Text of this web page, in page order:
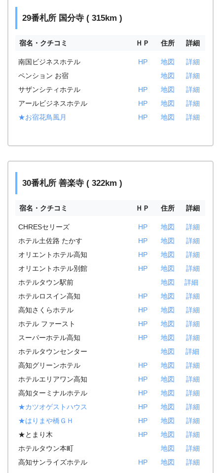
29番札所 国分寺 ( 315km )
宿名・クチコミ ＨＰ 住所 詳細
南国ビジネスホテル HP 地図
詳細
ペンション お宿
地図
詳細
サザンシティホテル
HP 地図
詳細
アールビジネスホテル
HP 地図
詳細
★お宿花鳥風月
HP 地図 詳細
30番札所 善楽寺 ( 322km )
宿名・クチコミ ＨＰ 住所 詳細
CHRESセリーズ HP 地図
詳細
ホテル土佐路 たかす
HP 地図
詳細
オリエントホテル高知
HP 地図
詳細
オリエントホテル別館
HP 地図
詳細
ホテルタウン駅前
地図
詳細
ホテルロスイン高知
HP 地図
詳細
高知さくらホテル
HP 地図
詳細
ホテル ファースト
HP 地図
詳細
スーパーホテル高知
HP 地図
詳細
ホテルタウンセンター
地図
詳細
高知グリーンホテル
HP 地図
詳細
ホテルエリアワン高知
HP 地図
詳細
高知ターミナルホテル
HP 地図
詳細
★カツオゲストハウス
HP 地図
詳細
★はりまや橋ＧＨ
HP 地図
詳細
★とまり木
HP 地図
詳細
ホテルタウン本町
地図
詳細
高知サンライズホテル
HP 地図 詳細